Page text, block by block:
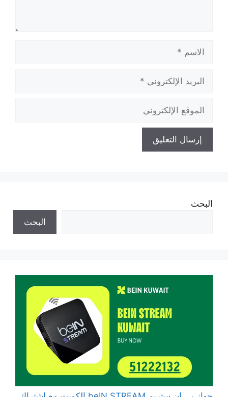
الإلكتروني
الإلكتروني
البحث
البحث